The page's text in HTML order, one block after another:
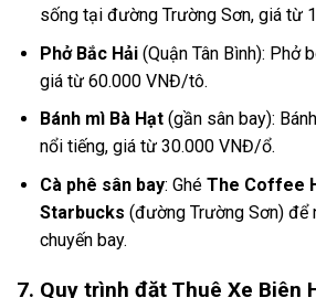
sống tại đường Trường Sơn, giá từ
Phở Bắc Hải(Quận Tân Bình): Phở
giá từ 60.000 VNĐ/tô.
Bánh mì Bà Hạt(gần sân bay):
nổi tiếng, giá từ 30.000 VNĐ/ổ.
Cà phê sân bay: Ghé The Coffee
Starbucks (đường Trường Sơn) để
chuyến bay.
7. Quy trình đặt Thuê Xe Biên